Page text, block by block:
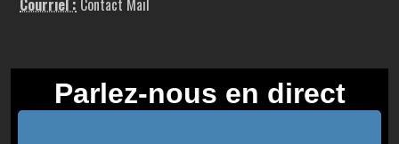
Courriel : Contact Mail